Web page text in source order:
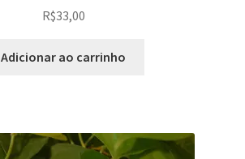
R$33,00
Adicionar ao carrinho